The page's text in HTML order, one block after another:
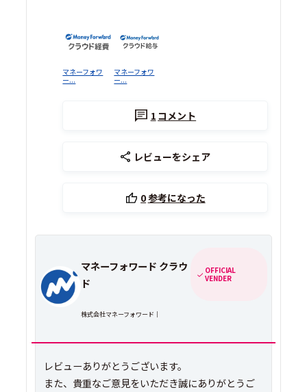
マネーフォワ
ー...
マネーフォワ
ー...
1 コメント
レビューをシェア
0参考になった
マネーフォワード クラウ
ド
OFFICIAL
VENDER
株式会社マネーフォワード｜
レビューありがとうございます。
また、貴重なご意見をいただき誠にありがとうご